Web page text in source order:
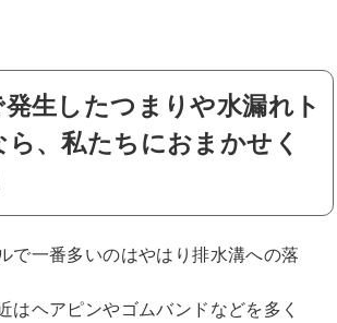
生したつまりや水漏れト
ら、私たちにおまかせく
で一番多いのはやはり排水溝への落
はヘアピンやゴムバンドなどを多く